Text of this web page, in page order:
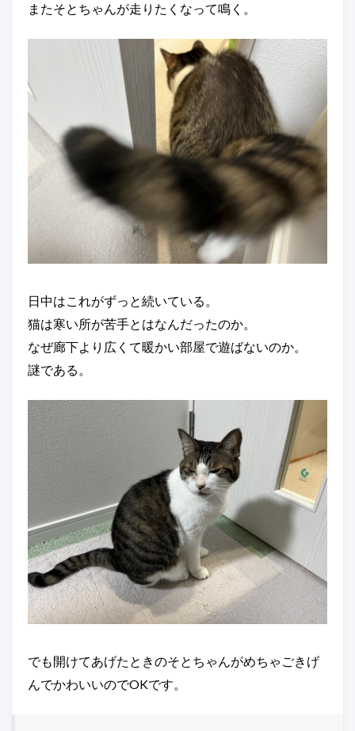
またそとちゃんが走りたくなって鳴く。
日中はこれがずっと続いている。
猫は寒い所が苦手とはなんだったのか。
なぜ廊下より広くて暖かい部屋で遊ばないのか。
謎である。
でも開けてあげたときのそとちゃんがめちゃごきげ
んでかわいいのでOKです。